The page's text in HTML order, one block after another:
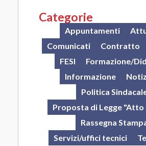
Categorie
Appuntamenti
Comunicati
Contratto
FESI
Formazione/
Informazione
Politica
Proposta di Legge
Rassegna
Servizi/uffici tecnici